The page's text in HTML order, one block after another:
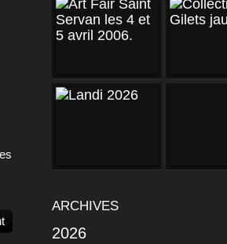
ARCHIVES
2026